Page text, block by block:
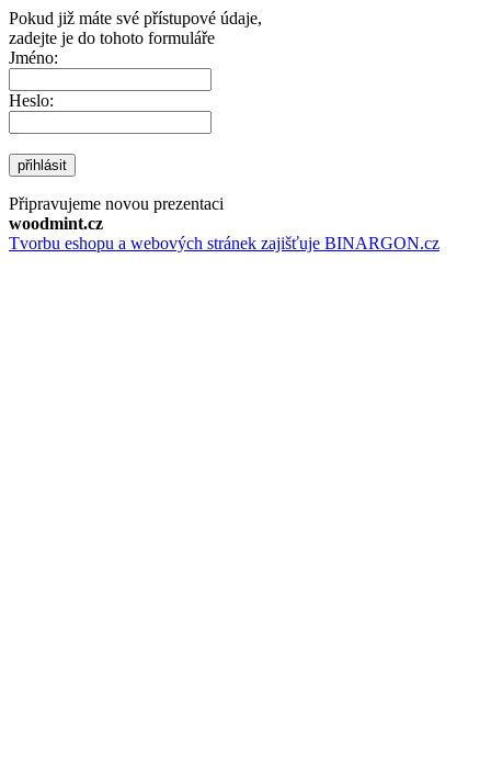
Pokud již máte své přístupové údaje,
zadejte je do tohoto formuláře
Jméno:
Heslo:
přihlásit
Připravujeme novou prezentaci
woodmint.cz
Tvorbu eshopu a webových stránek zajišťuje BINARGON.cz